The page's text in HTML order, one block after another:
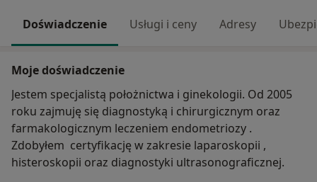
Doświadczenie Usługi i ceny Adresy
Moje doświadczenie
Jestem specjalistą położnictwa i ginekologii. Od 2005
roku zajmuję się diagnostyką i chirurgicznym oraz
farmakologicznym leczeniem endometriozy .
Zdobyłem certyfikację w zakresie laparoskopii ,
histeroskopii oraz diagnostyki ultrasonograficznej.